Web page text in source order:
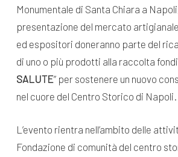
Monumentale di Santa Chiara a
presentazione del mercato
ed espositori doneranno parte del
di uno o più prodotti alla raccolta fondi
SALUTE” per sostenere un nuovo
nel cuore del Centro Storico di Napoli.
L’evento rientra nell’ambito delle
Fondazione di comunità del centro